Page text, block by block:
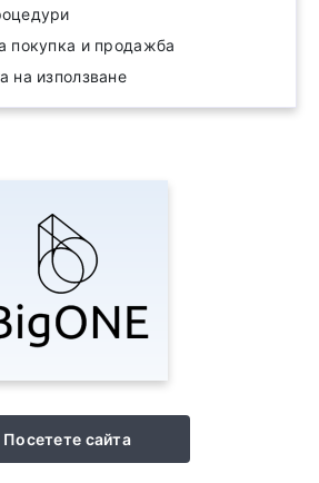
покупка и продажба
на използване
Посетете сайта